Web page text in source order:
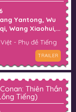
Yantong, Wu
Wang Xiaohui,...
- Phụ đề Tiếng
TRAILER
Thiên Thần
Tiếng)